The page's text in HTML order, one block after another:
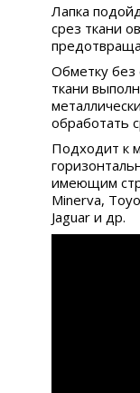
Лапка
срез ткани
Обметку без
ткани
обработать
Подходит к
имеющим
Minerva,
Jaguar и др.